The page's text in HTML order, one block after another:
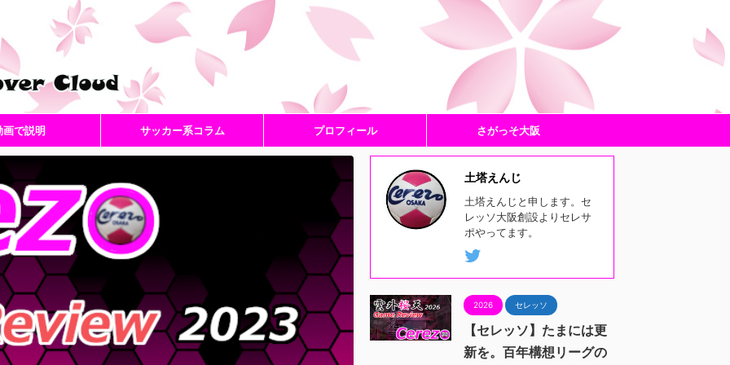
画で説明 サッカー系コラム プロフィール さがっそ大阪
土塔えんじ
土塔えんじと申します。セ
レッソ大阪創設よりセレサ
ポやってます。
2026 セレッソ
【セレッソ】たまには更
新を。百年構想リーグの